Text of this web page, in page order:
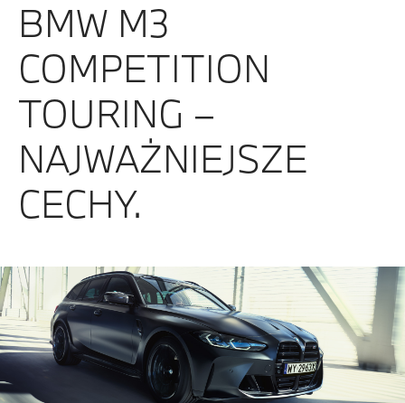
BMW M3
COMPETITION
TOURING –
NAJWAŻNIEJSZE
CECHY.